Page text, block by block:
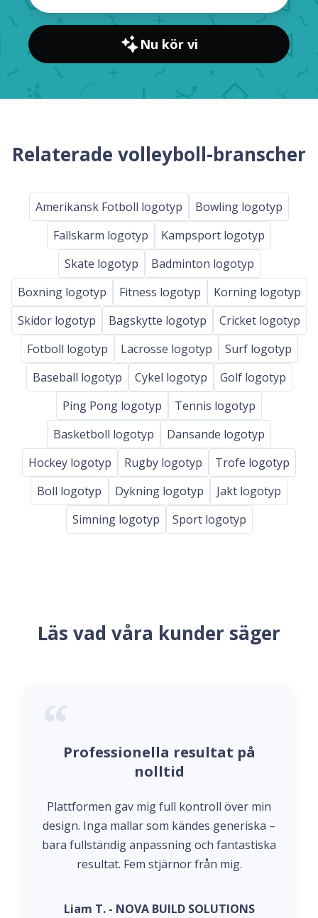
Nu kör vi
Relaterade volleyboll-branscher
Amerikansk Fotboll logotyp
Bowling logotyp
Fallskarm logotyp
Kampsport logotyp
Skate logotyp
Badminton logotyp
Boxning logotyp
Fitness logotyp
Korning logotyp
Skidor logotyp
Bagskytte logotyp
Cricket logotyp
Fotboll logotyp
Lacrosse logotyp
Surf logotyp
Baseball logotyp
Cykel logotyp
Golf logotyp
Ping Pong logotyp
Tennis logotyp
Basketboll logotyp
Dansande logotyp
Hockey logotyp
Rugby logotyp
Trofe logotyp
Boll logotyp
Dykning logotyp
Jakt logotyp
Simning logotyp
Sport logotyp
Läs vad våra kunder säger
Professionella resultat på
nolltid
Plattformen gav mig full kontroll över min
design. Inga mallar som kändes generiska –
bara fullständig anpassning och fantastiska
resultat. Fem stjärnor från mig.
Liam T. - NOVA BUILD SOLUTIONS